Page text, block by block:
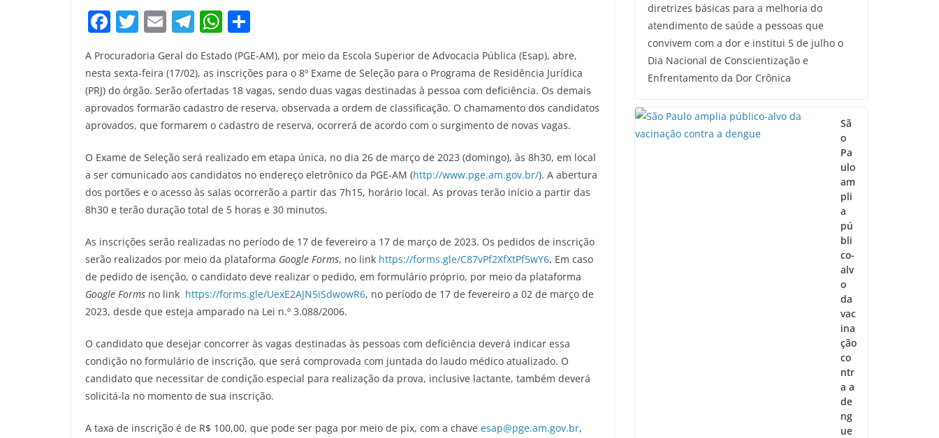
F
c
e
b
o
o
k
T
w
itt
er
E
m
ai
l
T
e
gr
a
m
W
h
at
s
A
p
p
ar
e
A Procuradoria Geral do Estado (PGE-AM), por meio da Escola Superior de Advocacia Pública (Esap), abre,
nesta sexta-feira (17/02), as inscrições para o 8º Exame de Seleção para o Programa de Residência Jurídica
(PRJ) do órgão. Serão ofertadas 18 vagas, sendo duas vagas destinadas à pessoa com deficiência. Os demais
aprovados formarão cadastro de reserva, observada a ordem de classificação. O chamamento dos candidatos
aprovados, que formarem o cadastro de reserva, ocorrerá de acordo com o surgimento de novas vagas.
O Exame de Seleção será realizado em etapa única, no dia 26 de março de 2023 (domingo), às 8h30, em local
a ser comunicado aos candidatos no endereço eletrônico da PGE-AM (http://www.pge.am.gov.br/). A abertura
dos portões e o acesso às salas ocorrerão a partir das 7h15, horário local. As provas terão início a partir das
8h30 e terão duração total de 5 horas e 30 minutos.
As inscrições serão realizadas no período de 17 de fevereiro a 17 de março de 2023. Os pedidos de inscrição
serão realizados por meio da plataforma Google Forms, no link https://forms.gle/C87vPf2XfXtPf5wY6. Em caso
de pedido de isenção, o candidato deve realizar o pedido, em formulário próprio, por meio da plataforma
Google Forms no link https://forms.gle/UexE2AJN5iSdwowR6, no período de 17 de fevereiro a 02 de março de
2023, desde que esteja amparado na Lei n.º 3.088/2006.
O candidato que desejar concorrer às vagas destinadas às pessoas com deficiência deverá indicar essa
condição no formulário de inscrição, que será comprovada com juntada do laudo médico atualizado. O
candidato que necessitar de condição especial para realização da prova, inclusive lactante, também deverá
solicitá-la no momento de sua inscrição.
A taxa de inscrição é de R$ 100,00, que pode ser paga por meio de pix, com a chave esap@pge.am.gov.br,
diretrizes básicas para a melhoria do
atendimento de saúde a pessoas que
convivem com a dor e institui 5 de julho o
Dia Nacional de Conscientização e
Enfrentamento da Dor Crônica
Sã
o
Pa
ulo
am
pli
a
pú
bli
co-
alv
o
da
vac
ina
ção
co
ntr
a a
de
ng
ue